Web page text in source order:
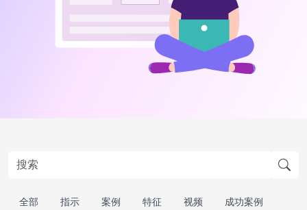
全部 指示 案例 特征 视频 成功案例